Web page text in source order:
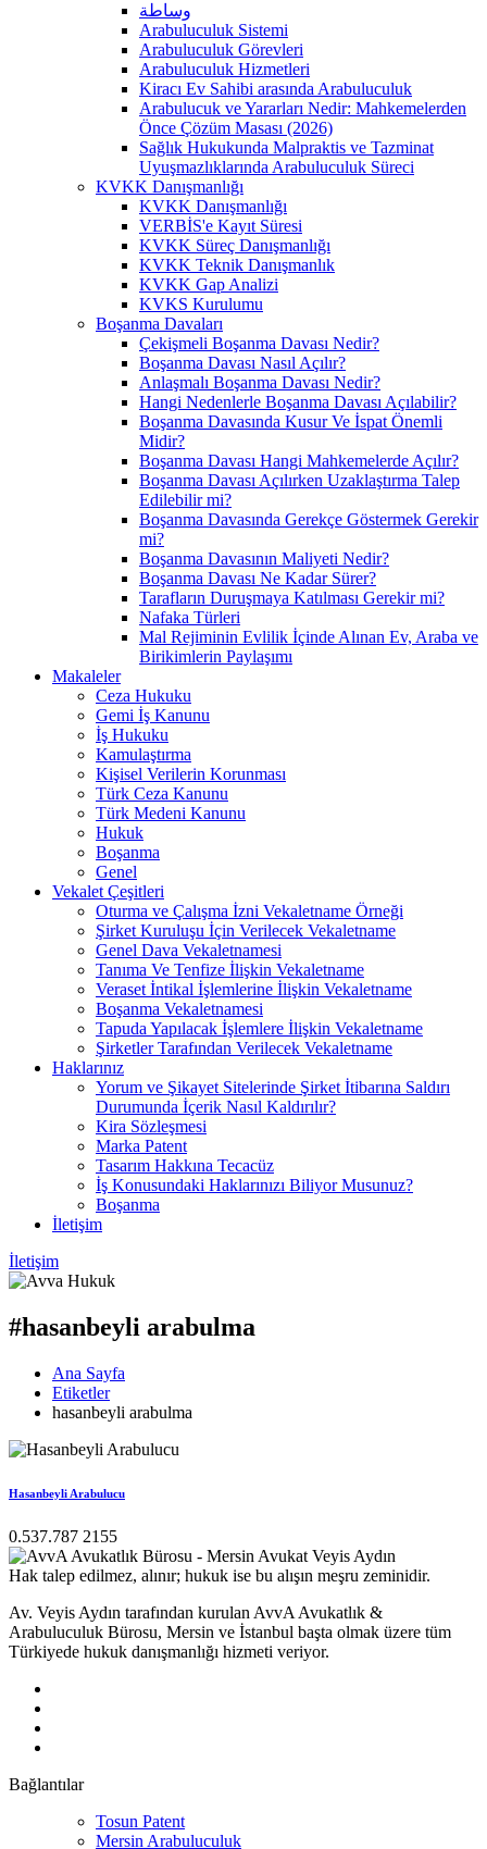
وساطة
Arabuluculuk Sistemi
Arabuluculuk Görevleri
Arabuluculuk Hizmetleri
Kiracı Ev Sahibi arasında Arabuluculuk
Arabulucuk ve Yararları Nedir: Mahkemelerden
Önce Çözüm Masası (2026)
Sağlık Hukukunda Malpraktis ve Tazminat
Uyuşmazlıklarında Arabuluculuk Süreci
KVKK Danışmanlığı
KVKK Danışmanlığı
VERBİS'e Kayıt Süresi
KVKK Süreç Danışmanlığı
KVKK Teknik Danışmanlık
KVKK Gap Analizi
KVKS Kurulumu
Boşanma Davaları
Çekişmeli Boşanma Davası Nedir?
Boşanma Davası Nasıl Açılır?
Anlaşmalı Boşanma Davası Nedir?
Hangi Nedenlerle Boşanma Davası Açılabilir?
Boşanma Davasında Kusur Ve İspat Önemli
Midir?
Boşanma Davası Hangi Mahkemelerde Açılır?
Boşanma Davası Açılırken Uzaklaştırma Talep
Edilebilir mi?
Boşanma Davasında Gerekçe Göstermek Gerekir
mi?
Boşanma Davasının Maliyeti Nedir?
Boşanma Davası Ne Kadar Sürer?
Tarafların Duruşmaya Katılması Gerekir mi?
Nafaka Türleri
Mal Rejiminin Evlilik İçinde Alınan Ev, Araba ve
Birikimlerin Paylaşımı
Makaleler
Ceza Hukuku
Gemi İş Kanunu
İş Hukuku
Kamulaştırma
Kişisel Verilerin Korunması
Türk Ceza Kanunu
Türk Medeni Kanunu
Hukuk
Boşanma
Genel
Vekalet Çeşitleri
Oturma ve Çalışma İzni Vekaletname Örneği
Şirket Kuruluşu İçin Verilecek Vekaletname
Genel Dava Vekaletnamesi
Tanıma Ve Tenfize İlişkin Vekaletname
Veraset İntikal İşlemlerine İlişkin Vekaletname
Boşanma Vekaletnamesi
Tapuda Yapılacak İşlemlere İlişkin Vekaletname
Şirketler Tarafından Verilecek Vekaletname
Haklarınız
Yorum ve Şikayet Sitelerinde Şirket İtibarına Saldırı
Durumunda İçerik Nasıl Kaldırılır?
Kira Sözleşmesi
Marka Patent
Tasarım Hakkına Tecacüz
İş Konusundaki Haklarınızı Biliyor Musunuz?
Boşanma
İletişim
İletişim
#hasanbeyli arabulma
Ana Sayfa
Etiketler
hasanbeyli arabulma
Hasanbeyli Arabulucu
0.537.787 2155
Hak talep edilmez, alınır; hukuk ise bu alışın meşru zeminidir.
Av. Veyis Aydın tarafından kurulan AvvA Avukatlık &
Arabuluculuk Bürosu, Mersin ve İstanbul başta olmak üzere tüm
Türkiyede hukuk danışmanlığı hizmeti veriyor.
Bağlantılar
Tosun Patent
Mersin Arabuluculuk